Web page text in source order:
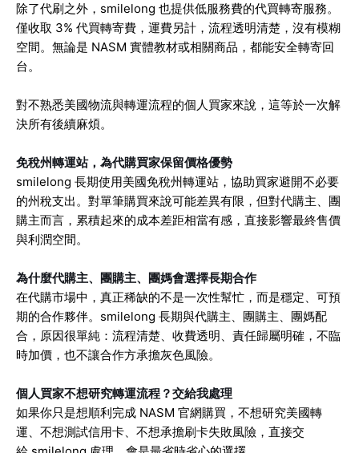
除了代刷之外，smilelong 也提供低服務費的代買轉寄服務。
僅收取 3% 代買轉寄費，運費另計，流程透明清楚，沒有模糊
空間。無論是 NASM 實體教材或相關商品，都能安全轉寄回
台。
對不熟悉美國物流與轉運流程的個人買家來說，這等於一次解
決所有後續麻煩。
免稅州轉運站，為代購買家保留價格優勢
smilelong 長期使用美國免稅州轉運站，協助買家避開不必要
的州稅支出。對單筆購買來說可能差異有限，但對代購主、團
購主而言，累積起來的成本差距相當有感，直接影響最終售價
與利潤空間。
為什麼代購主、團購主、團媽會選擇長期合作
在代購市場中，真正稀缺的不是一次性幫忙，而是穩定、可預
期的合作夥伴。smilelong 長期與代購主、團購主、團媽配
合，原因很單純：流程清楚、收費透明、責任歸屬明確，不臨
時加價，也不讓合作方承擔灰色風險。
個人買家不想研究轉運流程？交給我處理
如果你只是想順利完成 NASM 官網購買，不想研究美國轉
運、不想測試信用卡、不想承擔刷卡失敗風險，直接交